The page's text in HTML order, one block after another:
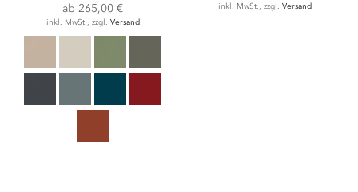
ab265,00 €
inkl. MwSt., zzgl. Versand
inkl. MwSt., zzgl.Versand